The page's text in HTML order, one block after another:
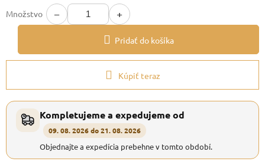
Množstvo − +
Pridať do košíka
Kúpiť teraz
Kompletujeme a expedujeme od
09. 08. 2026 do 21. 08. 2026
Objednajte a expedícia prebehne v tomto období.